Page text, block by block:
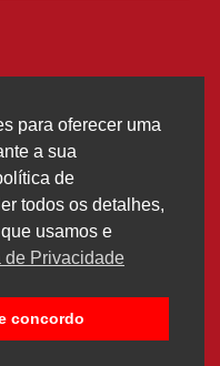
para oferecer uma
a sua
de
todos os detalhes,
usamos e
de Privacidade
concordo